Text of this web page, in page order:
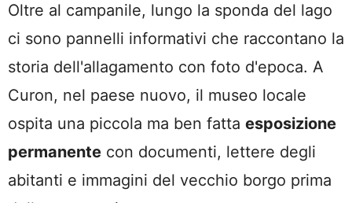
Oltre al campanile, lungo la sponda del lago
ci sono pannelli informativi che raccontano la
storia dell'allagamento con foto d'epoca. A
Curon, nel paese nuovo, il museo locale
ospita una piccola ma ben fatta esposizione
permanente con documenti, lettere degli
abitanti e immagini del vecchio borgo prima